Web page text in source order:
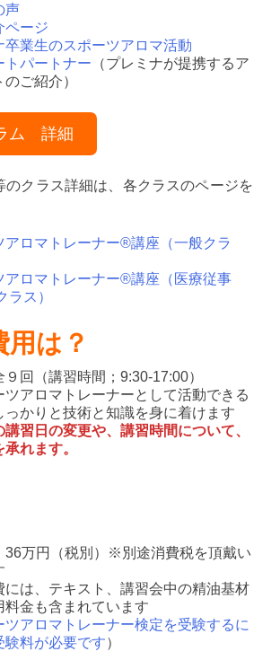
声
ページ
卒業生のスポーツアロマ活動
トパートナー （プレミナが提携するア
ご紹介）
ム 詳細
のクラス詳細は、各クラスのページを
アロマトレーナー®講座（一般クラ
アロマトレーナー®講座（医療従事
ラス）
用は？
回（講習時間；9:30-17:00）
アロマトレーナーとして活動できる
っかりと技術と知識を身に着けます
習日の変更や、講習時間について、
れます。
36万円（税別）※別途消費税を頂戴い
は、テキスト、講習会中の精油基材
料金も含まれています
ツアロマトレーナー検定を受験するに
験料が必要です）